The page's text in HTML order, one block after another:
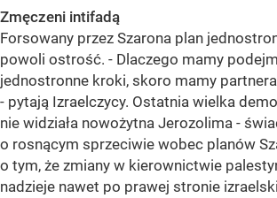
Zmęczeni intifadą
Forsowany przez Szarona plan
powoli ostrość. - Dlaczego mamy
jednostronne kroki, skoro mamy
- pytają Izraelczycy. Ostatnia wielka
nie widziała nowożytna Jerozolima -
o rosnącym sprzeciwie wobec planów
o tym, że zmiany w kierownictwie
nadzieje nawet po prawej stronie